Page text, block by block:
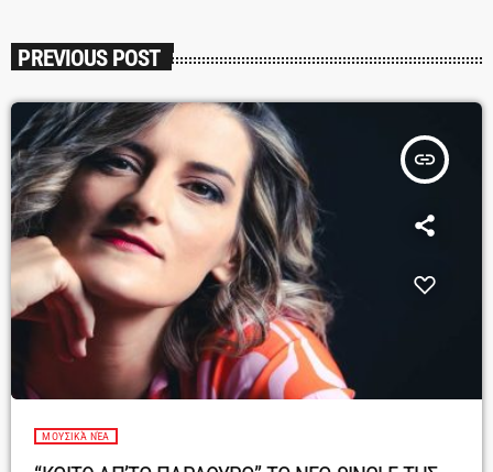
PREVIOUS POST
insert_link
ΜΟΥΣΙΚΆ ΝΈΑ